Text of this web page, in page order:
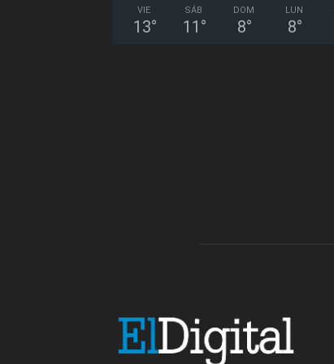
VIE
13°
SÁB
11 °
DOM
8°
LUN
8°